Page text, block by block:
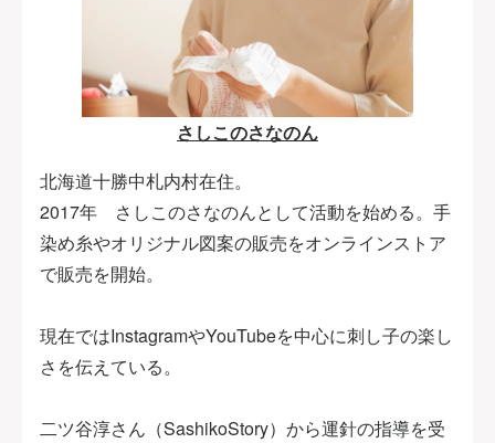
さしこのさなのん
北海道十勝中札内村在住。
2017年 さしこのさなのんとして活動を始める。手
染め糸やオリジナル図案の販売をオンラインストア
で販売を開始。
現在ではInstagramやYouTubeを中心に刺し子の楽し
さを伝えている。
二ツ谷淳さん（SashikoStory）から運針の指導を受